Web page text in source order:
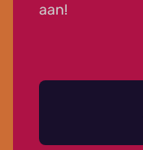
aan!